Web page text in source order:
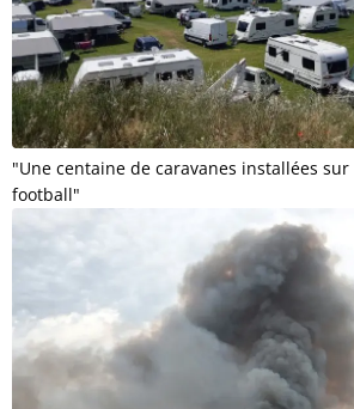
"Une centaine de caravanes installées
football"